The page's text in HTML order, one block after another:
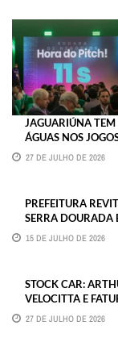
JAGUARIÚNA
ÁGUAS NOS
27 DE JULHO DE 2026
PREFEITURA
SERRA DOURADA
15 DE JULHO DE 2026
STOCK CAR:
VELOCITTA E
27 DE JULHO DE 2026